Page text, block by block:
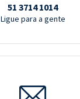
51 3714 1014
Ligue para a gente